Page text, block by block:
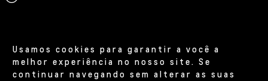
Usamos cookies para garantir a você a
melhor experiência no nosso site. Se
continuar navegando sem alterar as suas